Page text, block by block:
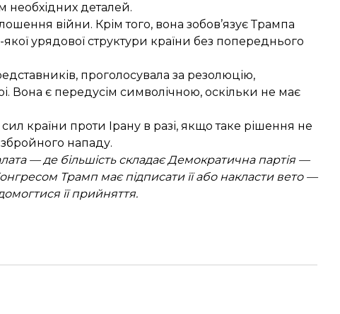
необхідних деталей.
війни. Крім того, вона зобов’язує Трампа
урядової структури країни без попереднього
проголосувала за резолюцію,
є передусім символічною, оскільки не має
країни проти Ірану в разі, якщо таке рішення не
нападу.
— де більшість складає Демократична партія —
Трамп має підписати її або накласти вето —
її прийняття.